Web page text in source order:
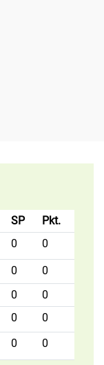
SP
Pkt.
0 0
0
0
0
0
0
0
0 0